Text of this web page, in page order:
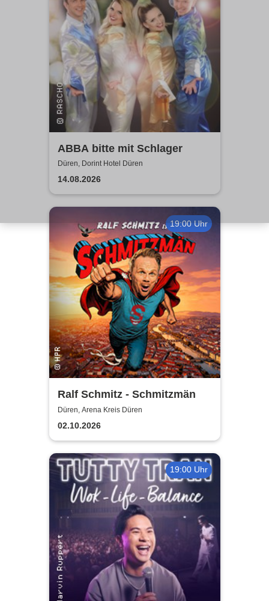
ABBA bitte mit Schlager
Düren, Dorint Hotel Düren
14.08.2026
19:00 Uhr
Ralf Schmitz - Schmitzmän
Düren, Arena Kreis Düren
02.10.2026
19:00 Uhr